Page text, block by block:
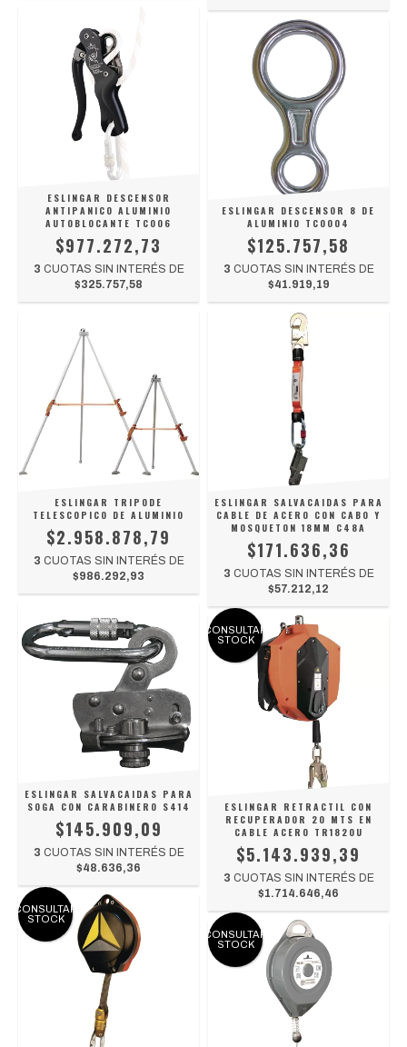
ESLINGAR DESCENSOR
ANTIPANICO ALUMINIO
AUTOBLOCANTE TC006
$977.272,73
3 CUOTAS SIN INTERÉS DE
$325.757,58
ESLINGAR DESCENSOR 8 DE
ALUMINIO TC0004
$125.757,58
3 CUOTAS SIN INTERÉS DE
$41.919,19
ESLINGAR TRIPODE
TELESCOPICO DE ALUMINIO
$2.958.878,79
3 CUOTAS SIN INTERÉS DE
$986.292,93
ESLINGAR SALVACAIDAS PARA
CABLE DE ACERO CON CABO Y
MOSQUETON 18MM C48A
$171.636,36
3 CUOTAS SIN INTERÉS DE
$57.212,12
ESLINGAR SALVACAIDAS PARA
SOGA CON CARABINERO S414
$145.909,09
3 CUOTAS SIN INTERÉS DE
$48.636,36
CONSULTAR
STOCK
ESLINGAR RETRACTIL CON
RECUPERADOR 20 MTS EN
CABLE ACERO TR1820U
$5.143.939,39
3 CUOTAS SIN INTERÉS DE
$1.714.646,46
CONSULTAR
STOCK
CONSULTAR
STOCK